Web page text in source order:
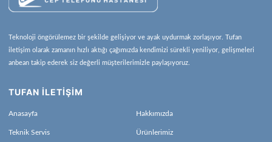
Teknoloji öngörülemez bir şekilde gelişiyor ve ayak uydurmak zorlaşıyor. Tufan
iletişim olarak zamanın hızlı aktığı çağımızda kendimizi sürekli yeniliyor, gelişmeleri
anbean takip ederek siz değerli müşterilerimizle paylaşıyoruz.
TUFAN İLETİŞİM
Anasayfa Hakkımızda
Teknik Servis Ürünlerimiz